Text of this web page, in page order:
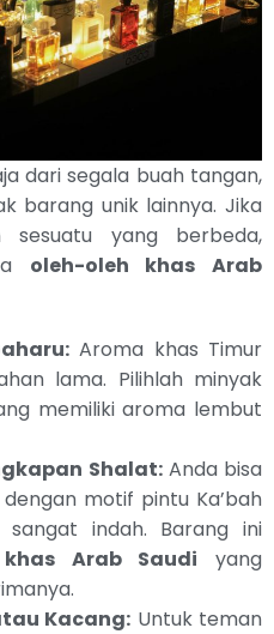
dari segala buah tangan,
barang unik lainnya. Jika
sesuatu yang berbeda,
oleh-oleh khas Arab
Aroma khas Timur
lama. Pilihlah minyak
memiliki aroma lembut
Shalat:Anda bisa
motif pintu Ka’bah
indah. Barang ini
Arab Saudi yang
Kacang: Untuk teman